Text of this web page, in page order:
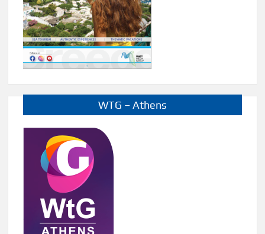
WTG – Athens